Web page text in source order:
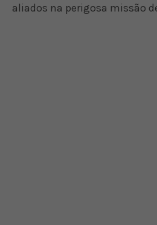
aliados na perigosa missão